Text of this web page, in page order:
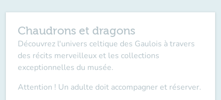
Chaudrons et dragons
Découvrez l'univers celtique des Gaulois à travers
des récits merveilleux et les collections
exceptionnelles du musée.
Attention ! Un adulte doit accompagner et réserver.